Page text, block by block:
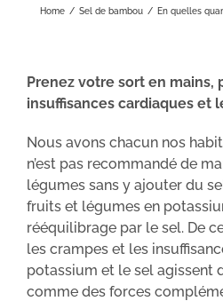
Home / Sel de bambou / En quelles
Prenez votre sort en mains,
insuffisances cardiaques et
Nous avons chacun nos
n’est pas recommandé de
légumes sans y ajouter du
fruits et légumes en
rééquilibrage par le sel. De
les crampes et les
potassium et le sel agissent
comme des forces